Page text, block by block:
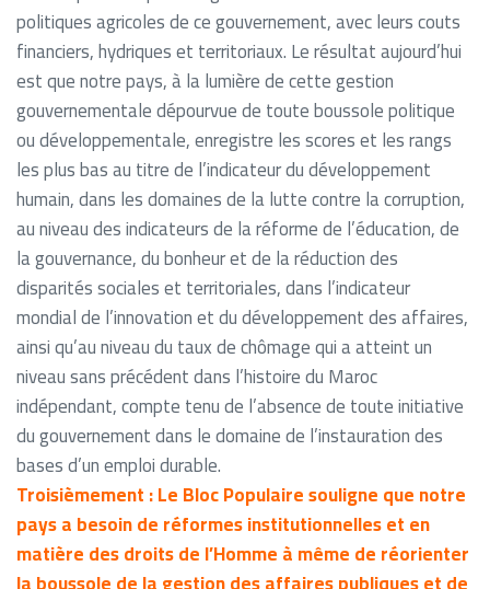
politiques agricoles de ce gouvernement, avec leurs couts
financiers, hydriques et territoriaux. Le résultat aujourd’hui
est que notre pays, à la lumière de cette gestion
gouvernementale dépourvue de toute boussole politique
ou développementale, enregistre les scores et les rangs
les plus bas au titre de l’indicateur du développement
humain, dans les domaines de la lutte contre la corruption,
au niveau des indicateurs de la réforme de l’éducation, de
la gouvernance, du bonheur et de la réduction des
disparités sociales et territoriales, dans l’indicateur
mondial de l’innovation et du développement des affaires,
ainsi qu’au niveau du taux de chômage qui a atteint un
niveau sans précédent dans l’histoire du Maroc
indépendant, compte tenu de l’absence de toute initiative
du gouvernement dans le domaine de l’instauration des
bases d’un emploi durable.
Troisièmement : Le Bloc Populaire souligne que notre
pays a besoin de réformes institutionnelles et en
matière des droits de l’Homme à même de réorienter